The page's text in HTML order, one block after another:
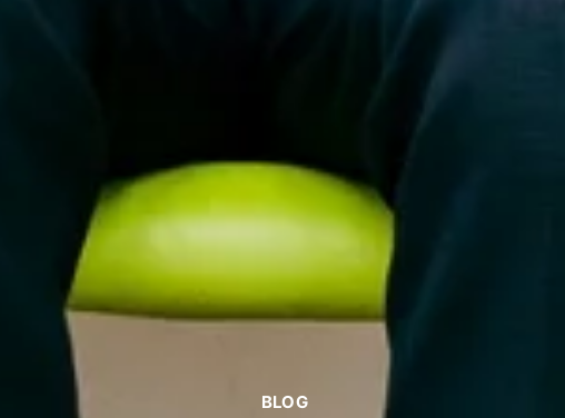
BLOG